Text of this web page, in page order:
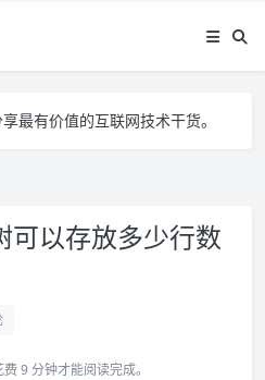
最有价值的互联网技术干货。
以存放多少行数
9 分钟才能阅读完成。